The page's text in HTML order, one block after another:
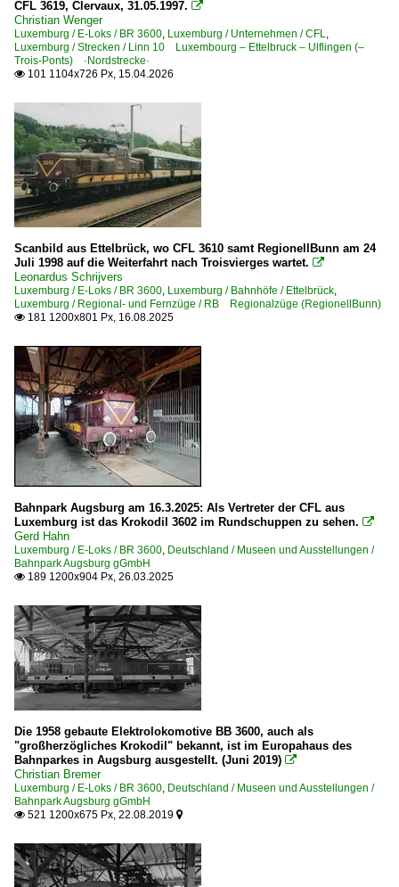
E-Loks | Wechselstrom
BB 12000 · 13000 'fers à repasser'
Bahnhöfe
Bettembourg
Clervaux
Ettelbrück
Dieselloks
BR 1800
Dieseltriebzüge
BR 2100 'Dildo' ex SNCF X 73800
Elektrotriebzüge
BR 250 Inox
Galerien
2009 | 150 Joer Eisebunn - 150 Jahre Eisenbahn in
Museumsbahnen
Personenwagen
Museumswagen
Regional- und Fernzüge
RB Regionalzüge (RegionellBunn)
Strecken
Linn 10 Luxembourg – Ettelbruck – Ulflingen (–Trois-
Strecke 6a Bettembourg – Esch sur Alzette
Unternehmen
1991
1993
1994
1996
1997
1998
2000
2000
2002
2003
2004
2005
2008
2009
2010
2010
2011
2012
2013
2014
2019
2020
2025
2026
CFL 3619, Clervaux, 31.05.1997. 
Christian Wenger
Luxemburg / E-Loks / BR 3600, Luxemburg / Unternehmen / CFL,
Luxemburg / Strecken / Linn 10 Luxembourg – Ettelbruck – Ulflingen (–
Trois-Ponts) ·Nordstrecke·
 101 1104x726 Px, 15.04.2026
Scanbild aus Ettelbrück, wo CFL 3610 samt RegionellBunn am 24
Juli 1998 auf die Weiterfahrt nach Troisvierges wartet. 
Leonardus Schrijvers
Luxemburg / E-Loks / BR 3600, Luxemburg / Bahnhöfe / Ettelbrück,
Luxemburg / Regional- und Fernzüge / RB Regionalzüge (RegionellBunn)
 181 1200x801 Px, 16.08.2025
Bahnpark Augsburg am 16.3.2025: Als Vertreter der CFL aus
Luxemburg ist das Krokodil 3602 im Rundschuppen zu sehen. 
Gerd Hahn
Luxemburg / E-Loks / BR 3600, Deutschland / Museen und Ausstellungen /
Bahnpark Augsburg gGmbH
 189 1200x904 Px, 26.03.2025
Die 1958 gebaute Elektrolokomotive BB 3600, auch als
"großherzögliches Krokodil" bekannt, ist im Europahaus des
Bahnparkes in Augsburg ausgestellt. (Juni 2019) 
Christian Bremer
Luxemburg / E-Loks / BR 3600, Deutschland / Museen und Ausstellungen /
Bahnpark Augsburg gGmbH
 521 1200x675 Px, 22.08.2019 